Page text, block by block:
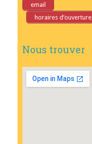
email
horaires d’ouverture
Nous trouver